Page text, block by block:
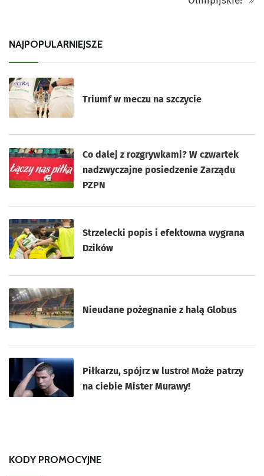
NAJPOPULARNIEJSZE
Triumf w meczu na szczycie
Co dalej z rozgrywkami? W czwartek
nadzwyczajne posiedzenie Zarządu
PZPN
Strzelecki popis i efektowna wygrana
Dzików
Nieudane pożegnanie z halą Globus
Piłkarzu, spójrz w lustro! Może patrzy
na ciebie Mister Murawy!
KODY PROMOCYJNE